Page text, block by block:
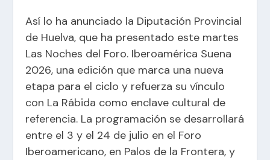
Así lo ha anunciado la Diputación Provincial
de Huelva, que ha presentado este martes
Las Noches del Foro. Iberoamérica Suena
2026, una edición que marca una nueva
etapa para el ciclo y refuerza su vínculo
con La Rábida como enclave cultural de
referencia. La programación se desarrollará
entre el 3 y el 24 de julio en el Foro
Iberoamericano, en Palos de la Frontera, y